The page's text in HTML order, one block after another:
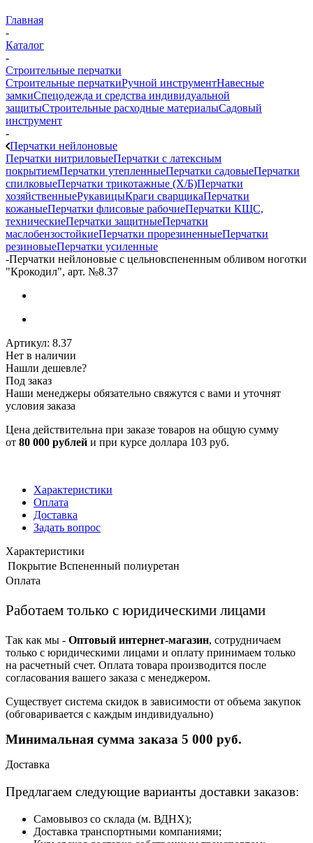
Главная
-
Каталог
-
Строительные перчатки
Строительные перчаткиРучной инструментНавесные
замкиСпецодежда и средства индивидуальной
защитыСтроительные расходные материалыСадовый
инструмент
-
Перчатки нейлоновые
Перчатки нитриловыеПерчатки с латексным
покрытиемПерчатки утепленныеПерчатки садовыеПерчатки
спилковыеПерчатки трикотажные (Х/Б)Перчатки
хозяйственныеРукавицыКраги сварщикаПерчатки
кожаныеПерчатки флисовые рабочиеПерчатки КЩС,
техническиеПерчатки защитныеПерчатки
маслобензостойкиеПерчатки прорезиненныеПерчатки
резиновыеПерчатки усиленные
-Перчатки нейлоновые с цельновспененным обливом ноготки
"Крокодил", арт. №8.37
Артикул: 8.37
Нет в наличии
Нашли дешевле?
Под заказ
Наши менеджеры обязательно свяжутся с вами и уточнят
условия заказа
Цена действительна при заказе товаров на общую сумму
от 80 000 рублей и при курсе доллара 103 руб.
Характеристики
Оплата
Доставка
Задать вопрос
Характеристики
Покрытие Вспененный полиуретан
Оплата
Работаем только с юридическими лицами
Так как мы - Оптовый интернет-магазин, сотрудничаем
только с юридическими лицами и оплату принимаем только
на расчетный счет. Оплата товара производится после
согласования вашего заказа с менеджером.
Существует система скидок в зависимости от объема закупок
(обговаривается с каждым индивидуально)
Минимальная сумма заказа 5 000 руб.
Доставка
Предлагаем следующие варианты доставки заказов:
Самовывоз со склада (м. ВДНХ);
Доставка транспортными компаниями;